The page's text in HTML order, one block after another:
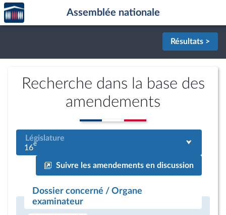
Aller au contenu
Aller en bas de la page
Accèder
à la
page
Assemblée nationale
Résultats >
Recherche dans la base des
amendements
Législature
16e
Suivre les amendements en discussion
Dossier concerné / Organe
examinateur